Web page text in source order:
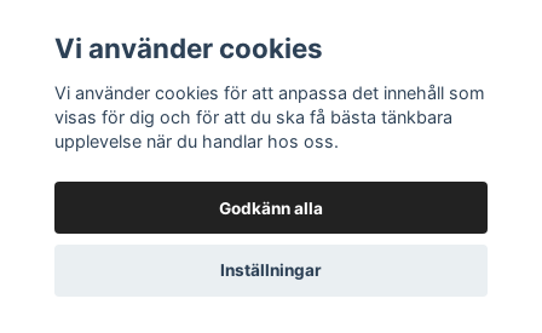
© 2026 woodsman.sePowered by Quickbutik
Vi använder cookies
Vi använder cookies för att anpassa det innehåll som
visas för dig och för att du ska få bästa tänkbara
upplevelse när du handlar hos oss.
Godkänn alla
Inställningar